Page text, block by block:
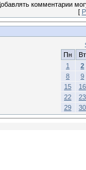
комментарии
[
Пн
Вт
1
2
8
9
15
16
22
23
29
30